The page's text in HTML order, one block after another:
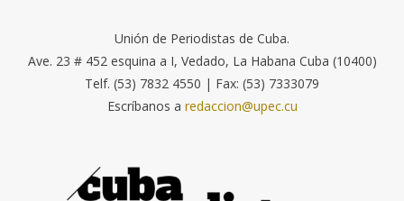
Unión de Periodistas de Cuba.
Ave. 23 # 452 esquina a I, Vedado, La Habana Cuba (10400)
Telf. (53) 7832 4550 | Fax: (53) 7333079
Escríbanos a redaccion@upec.cu